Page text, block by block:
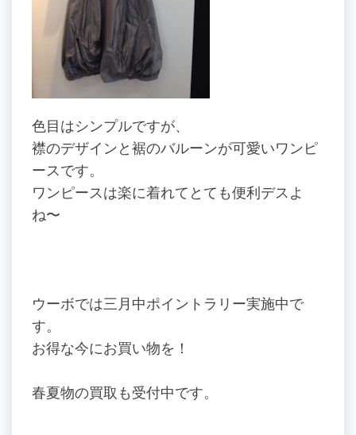
色目はシンプルですが、
襟のデザインと裾のバルーンが可愛いワンピ
ースです。
ワンピースは楽に着れてとても便利デスよ
ね〜
ウーボでは三月中ポイントラリー実施中で
す。
お得な今にお買い物を！
春夏物の買取も受付中です。